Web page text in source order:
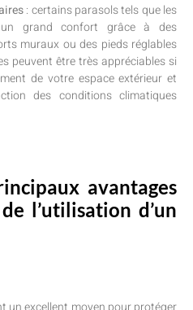
: certains parasols tels que les
un grand confort grâce à des
muraux ou des pieds réglables
peuvent être très appréciables si
de votre espace extérieur et
des conditions climatiques
avantages
l’utilisation d’un